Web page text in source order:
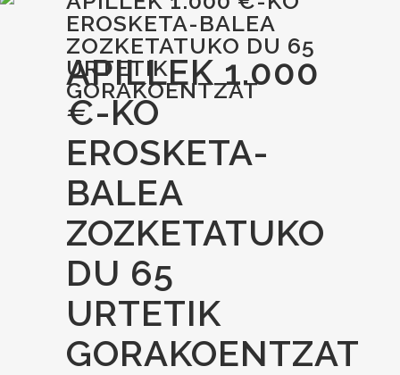
EROSKETA-BALEA
ZOZKETATUKO DU 65
URTETIK
GORAKOENTZAT
APILLEK 1.000
€-KO
EROSKETA-
BALEA
ZOZKETATUKO
DU 65
URTETIK
GORAKOENTZAT